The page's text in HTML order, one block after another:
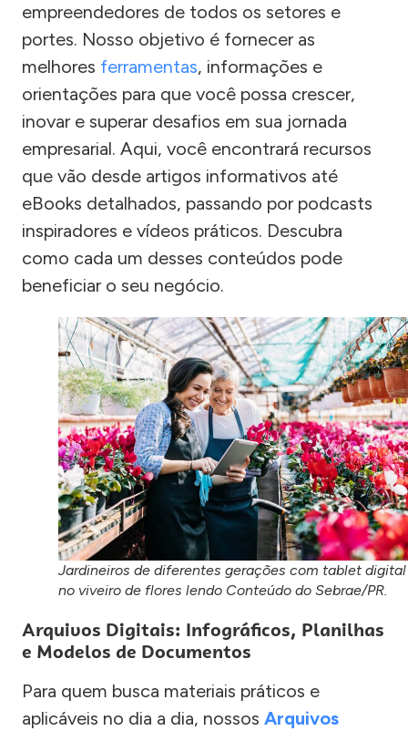
empreendedores de todos os setores e
portes. Nosso objetivo é fornecer as
melhores ferramentas, informações e
orientações para que você possa crescer,
inovar e superar desafios em sua jornada
empresarial. Aqui, você encontrará recursos
que vão desde artigos informativos até
eBooks detalhados, passando por podcasts
inspiradores e vídeos práticos. Descubra
como cada um desses conteúdos pode
beneficiar o seu negócio.
Jardineiros de diferentes gerações com tablet digital
no viveiro de flores lendo Conteúdo do Sebrae/PR.
Arquivos Digitais: Infográficos, Planilhas
e Modelos de Documentos
Para quem busca materiais práticos e
aplicáveis no dia a dia, nossos Arquivos